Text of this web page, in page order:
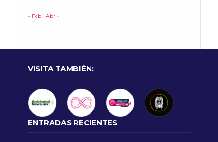
« Feb Abr »
VISITA TAMBIÉN:
ENTRADAS RECIENTES